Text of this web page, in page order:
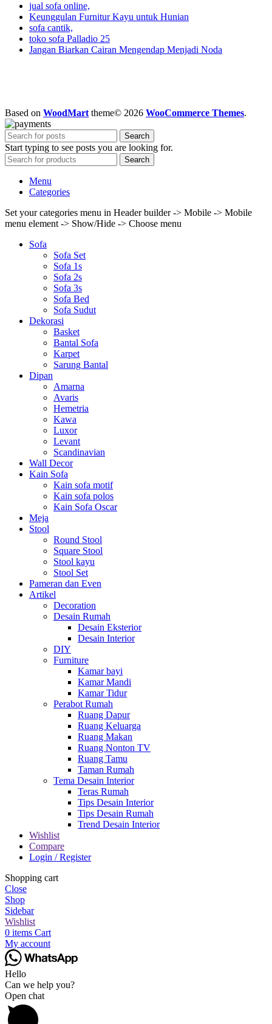
jual sofa online,
Keunggulan Furnitur Kayu untuk Hunian
sofa cantik,
toko sofa Palladio 25
Jangan Biarkan Cairan Mengendap Menjadi Noda
Based on WoodMart theme© 2026 WooCommerce Themes.
Search
Start typing to see posts you are looking for.
Search
Menu
Categories
Set your categories menu in Header builder -> Mobile -> Mobile
menu element -> Show/Hide -> Choose menu
Sofa
Sofa Set
Sofa 1s
Sofa 2s
Sofa 3s
Sofa Bed
Sofa Sudut
Dekorasi
Basket
Bantal Sofa
Karpet
Sarung Bantal
Dipan
Amarna
Avaris
Hemetria
Kawa
Luxor
Levant
Scandinavian
Wall Decor
Kain Sofa
Kain sofa motif
Kain sofa polos
Kain Sofa Oscar
Meja
Stool
Round Stool
Square Stool
Stool kayu
Stool Set
Pameran dan Even
Artikel
Decoration
Desain Rumah
Desain Eksterior
Desain Interior
DIY
Furniture
Kamar bayi
Kamar Mandi
Kamar Tidur
Perabot Rumah
Ruang Dapur
Ruang Keluarga
Ruang Makan
Ruang Nonton TV
Ruang Tamu
Taman Rumah
Tema Desain Interior
Teras Rumah
Tips Desain Interior
Tips Desain Rumah
Trend Desain Interior
Wishlist
Compare
Login / Register
Shopping cart
Close
Shop
Sidebar
Wishlist
0 items Cart
My account
Hello
Can we help you?
Open chat